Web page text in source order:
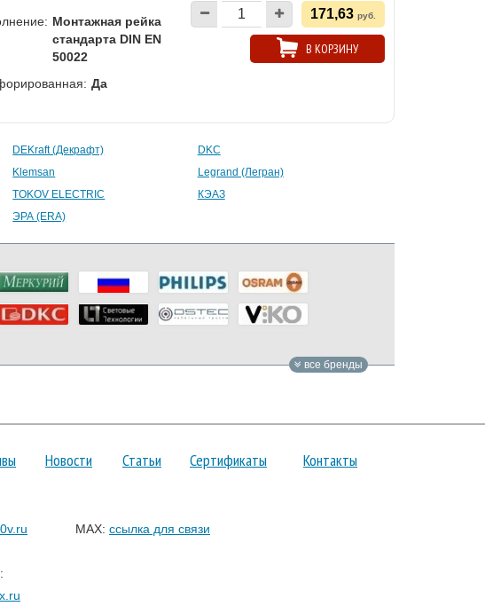
Монтажная рейка
стандарта DIN EN
50022
Да
171,63 руб.
В КОРЗИНУ
DEKraft (Декрафт)
DKC
Klemsan
Legrand (Легран)
TOKOV ELECTRIC
КЭАЗ
ЭРА (ERA)
все бренды
Новости Статьи Сертификаты Контакты
MAX: ссылка для связи